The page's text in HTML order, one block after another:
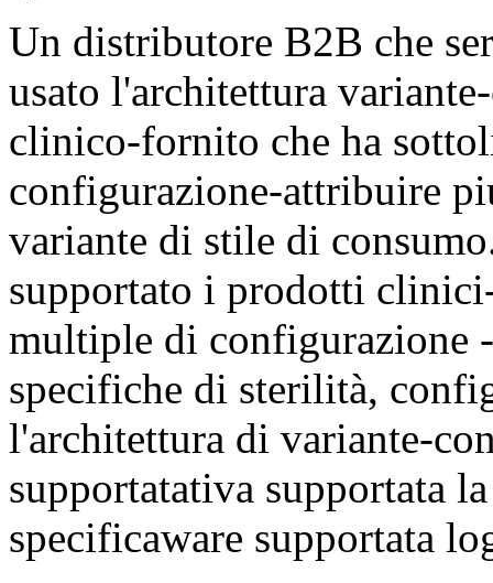
Un distributore B2B che
usato l'architettura
clinico-fornito che ha
configurazione-attribuire
variante di stile di
supportato i prodotti
multiple di configurazione
specifiche di sterilità,
l'architettura di variante-
supportatativa supportata
specificaware supportata